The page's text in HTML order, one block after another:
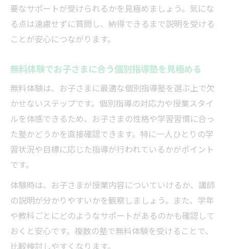
要なサポートが受けられるかを見極めましょう。気にな
る点は遠慮せずに質問し、納得できるまで説明を受ける
ことが安心につながります。
無料体験でお子さまに合う個別指導塾を見極める
無料体験は、お子さまに最適な個別指導塾を選ぶ上で欠
かせないステップです。個別指導の対応力や授業スタイ
ルを体感できるため、お子さまの性格や学習習慣に合っ
た塾かどうかを直接確認できます。特に一人ひとりの学
習状況や目標に応じた指導が行われているかがポイント
です。
体験時は、お子さまが授業内容についていけるか、講師
の説明が分かりやすいかを観察しましょう。また、学年
や教科ごとにどのようなサポートがあるのかも確認して
おくと安心です。複数の塾で無料体験を受けることで、
比較検討しやすくなります。